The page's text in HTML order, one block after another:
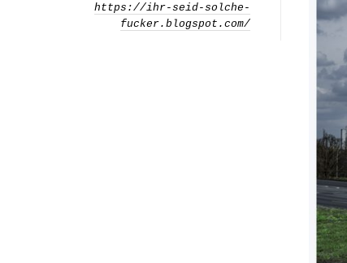
https://ihr-seid-solche-
fucker.blogspot.com/